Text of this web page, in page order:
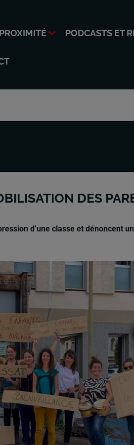
PODCASTS ET
DES
d’une classe et dénoncent